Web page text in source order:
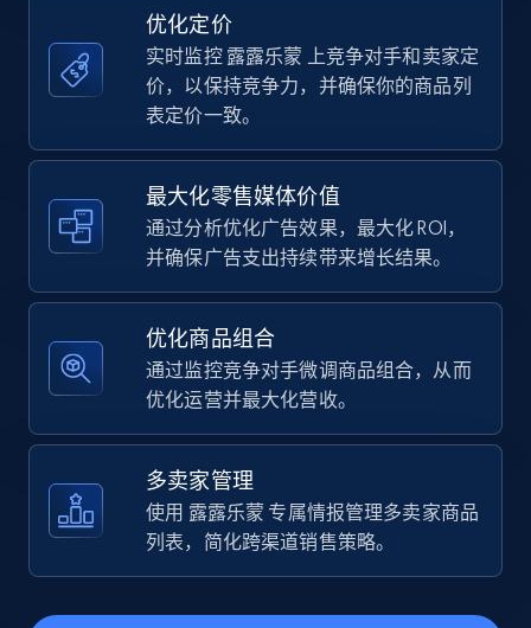
rating object, Product rating max, Rating,
Author name, Asin, and more.
7.4K+ 870+
Walmart - products
URL, Final price, Sku, Currency, Gtin,
more.
5.6K+ 874+ 立即开始
Walmart - products - Find new products by
using specific category URL
URL, Final price, Sku, Currency, Gtin,
Specifications, Image urls, Top reviews, and
优化定价
实时监控 露露乐蒙 上竞争对手和卖家定
价，以保持竞争力，并确保你的商品列
表定价一致。
最大化零售媒体价值
通过分析优化广告效果，最大化 ROI，
并确保广告支出持续带来增长结果。
优化商品组合
通过监控竞争对手微调商品组合，从而
优化运营并最大化营收。
多卖家管理
使用 露露乐蒙 专属情报管理多卖家商品
列表，简化跨渠道销售策略。